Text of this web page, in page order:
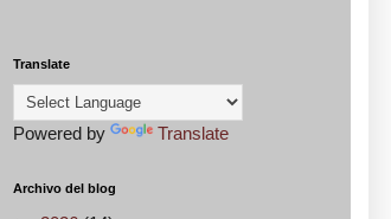
Translate
Powered by Translate
Archivo del blog